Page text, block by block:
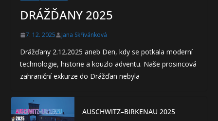
DRÁŽĎANY 2025
7. 12. 2025 Jana Skřivánková
Drážďany 2.12.2025 aneb Den, kdy se potkala moderní
technologie, historie a kouzlo adventu. Naše prosincová
zahraniční exkurze do Drážďan nebyla
AUSCHWITZ–BIRKENAU 2025